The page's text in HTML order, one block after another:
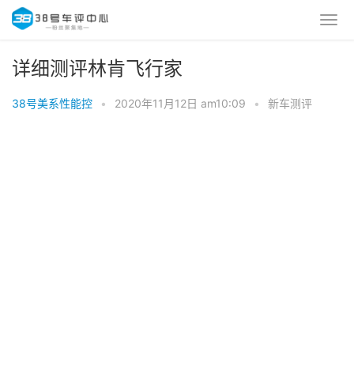
详细测评林肯飞行家
38号美系性能控 • 2020年11月12日 am10:09 • 新车测评